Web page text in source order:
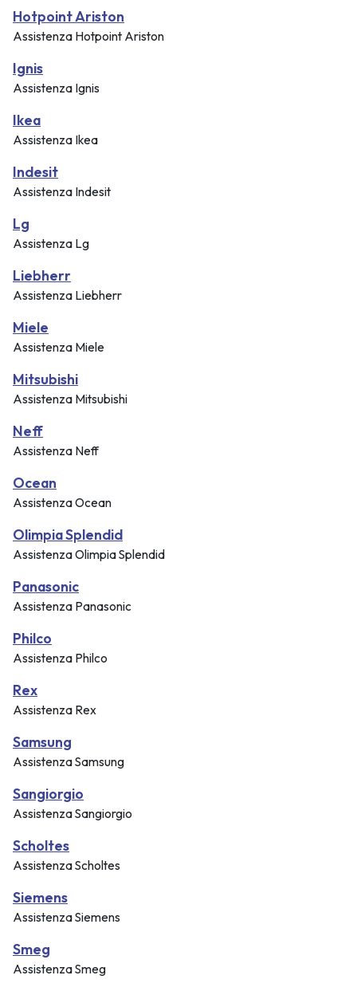
Hotpoint Ariston
Assistenza Hotpoint Ariston
Ignis
Assistenza Ignis
Ikea
Assistenza Ikea
Indesit
Assistenza Indesit
Lg
Assistenza Lg
Liebherr
Assistenza Liebherr
Miele
Assistenza Miele
Mitsubishi
Assistenza Mitsubishi
Neff
Assistenza Neff
Ocean
Assistenza Ocean
Olimpia Splendid
Assistenza Olimpia Splendid
Panasonic
Assistenza Panasonic
Philco
Assistenza Philco
Rex
Assistenza Rex
Samsung
Assistenza Samsung
Sangiorgio
Assistenza Sangiorgio
Scholtes
Assistenza Scholtes
Siemens
Assistenza Siemens
Smeg
Assistenza Smeg